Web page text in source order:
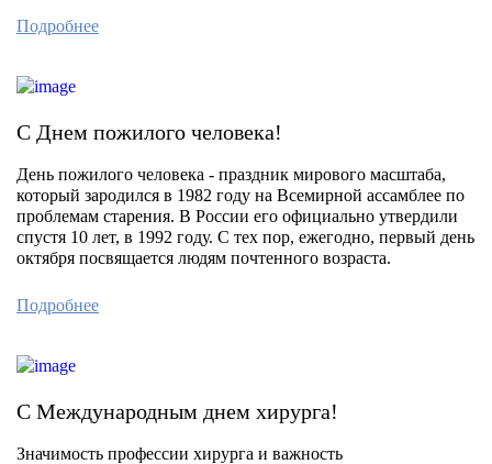
Подробнее
С Днем пожилого человека!
День пожилого человека - праздник мирового масштаба,
который зародился в 1982 году на Всемирной ассамблее по
проблемам старения. В России его официально утвердили
спустя 10 лет, в 1992 году. С тех пор, ежегодно, первый день
октября посвящается людям почтенного возраста.
Подробнее
С Международным днем хирурга!
Значимость профессии хирурга и важность